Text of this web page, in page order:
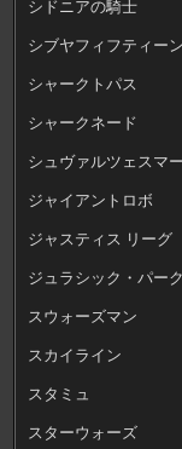
シドニアの騎士
シブヤフィフティーン
シャークトパス
シャークネード
シュヴァルツェスマ
ジャイアントロボ
ジャスティス リーグ
ジュラシック・パーク
スウォーズマン
スカイライン
スタミュ
スターウォーズ